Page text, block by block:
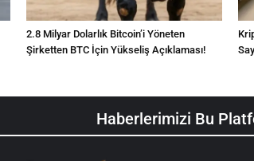
2.8 Milyar Dolarlık Bitcoin’i Yöneten
Şirketten BTC İçin Yükseliş Açıklaması!
Haberlerimizi Bu